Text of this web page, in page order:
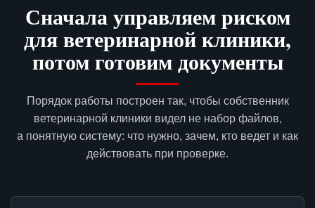
Сначала управляем риском
для ветеринарной клиники,
потом готовим документы
Порядок работы построен так, чтобы собственник
ветеринарной клиники видел не набор файлов,
а понятную систему: что нужно, зачем, кто ведет и как
действовать при проверке.